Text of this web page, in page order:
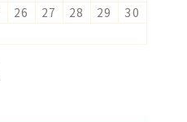
26 27 28 29
30